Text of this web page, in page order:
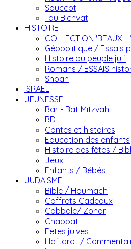
Souccot
Tou Bichvat
HISTOIRE
COLLECTION 'BEAUX
Géopolitique / Essais
Histoire du peuple juif
Romans / ESSAIS
Shoah
ISRAEL
JEUNESSE
Bar - Bat Mitzvah
BD
Contes et histoires
Education des enfants
Histoire des fêtes /
Jeux
Enfants / Bébés
JUDAISME
Bible / Houmach
Coffrets Cadeaux
Cabbale/ Zohar
Chabbat
Fetes juives
Haftarot /